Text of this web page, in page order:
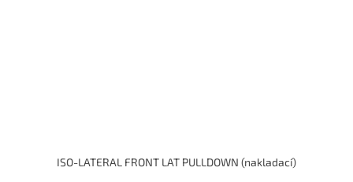
ISO-LATERAL FRONT LAT PULLDOWN (nakladací)